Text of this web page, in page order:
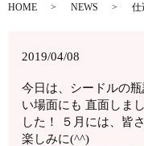
HOME NEWS 仕
2019/04/08
今日は、シードルの
い場面にも 直面しま
した！ ５月には、皆
楽しみに(^^)